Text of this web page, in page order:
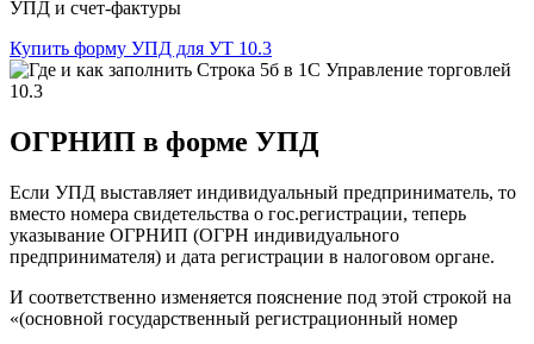
УПД и счет-фактуры
Купить форму УПД для УТ 10.3
ОГРНИП в форме УПД
Если УПД выставляет индивидуальный предприниматель, то
вместо номера свидетельства о гос.регистрации, теперь
указывание ОГРНИП (ОГРН индивидуального
предпринимателя) и дата регистрации в налоговом органе.
И соответственно изменяется пояснение под этой строкой на
«(основной государственный регистрационный номер